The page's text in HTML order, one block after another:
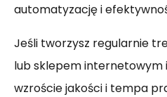
automatyzację i
Jeśli tworzysz regularnie
lub sklepem internetowym
wzroście jakości i tempa